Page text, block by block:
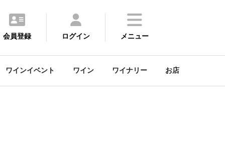
会員登録 ログイン メニュー
ワインイベント ワイン ワイナリー お店